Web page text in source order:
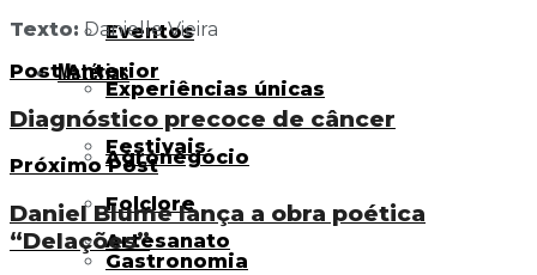
Eventos
Experiências únicas
Festivais
Folclore
Gastronomia
Matérias
Agronegócio
Artesanato
Texto: Danielle Vieira
Post Anterior
Diagnóstico precoce de câncer
Próximo Post
Daniel Blume lança a obra poética
“Delações”